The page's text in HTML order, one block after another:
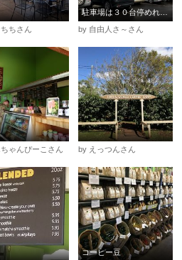
ちさん
駐車場は３０台停めれるけど、いつも満員です
by 自由人さ～さん
ゃんぴーこさん by えっつんさん
コーヒー豆